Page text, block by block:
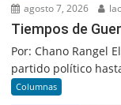
agosto 7, 2026
Tiempos de
Por: Chano Rangel
partido político
Columnas